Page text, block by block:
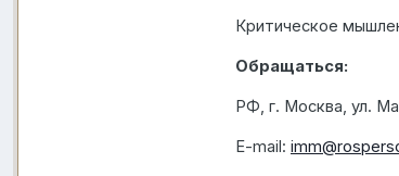
Критическое
Обращаться:
РФ, г. Москва, ул.
E-mail: